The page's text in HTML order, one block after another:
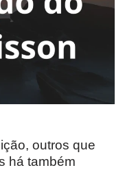
outros que
há também